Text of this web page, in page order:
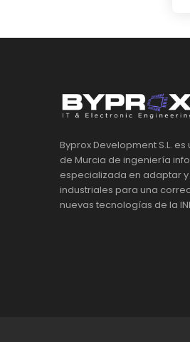
Byprox Development S.L.
de Murcia de ingeniería
especializada en adaptar
industriales para una
nuevas tecnologías de la